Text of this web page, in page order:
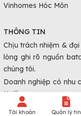
Vinhomes Hóc Môn
THÔNG TIN
Chịu trách nhiệm &
lòng ghi rõ nguồn
chúng tôi.
Doanh nghiệp có nhu
Hotline.
Tài khoản Quản lý tin